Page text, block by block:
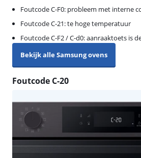
Foutcode C-F0: probleem met interne
Foutcode C-21: te hoge temperatuur
Foutcode C-F2 / C-d0: aanraaktoets is
Bekijk alle Samsung ovens
Foutcode C-20